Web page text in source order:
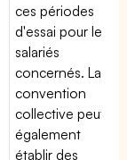
ces périodes
d'essai pour les
salariés
concernés. La
convention
collective peut
également
établir des